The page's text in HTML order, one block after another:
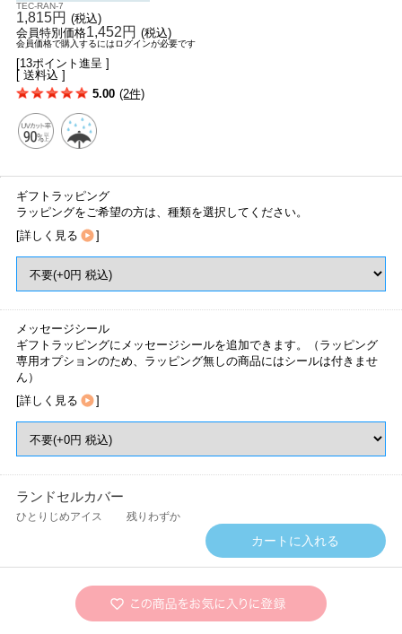
TEC-RAN-7
1,815円 (税込)
会員特別価格1,452円 (税込)
会員価格で購入するにはログインが必要です
[13ポイント進呈 ]
[ 送料込 ]
5.00 (2件)
ギフトラッピング
ラッピングをご希望の方は、種類を選択してください。
[詳しく見る ]
メッセージシール
ギフトラッピングにメッセージシールを追加できます。（ラッピング
専用オプションのため、ラッピング無しの商品にはシールは付きませ
ん）
[詳しく見る ]
ランドセルカバー
ひとりじめアイス 残りわずか